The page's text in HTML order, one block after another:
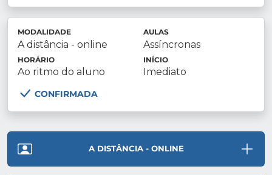
MODALIDADE
A distância - online
AULAS
Assíncronas
HORÁRIO
Ao ritmo do aluno
INÍCIO
Imediato
CONFIRMADA
A DISTÂNCIA - ONLINE